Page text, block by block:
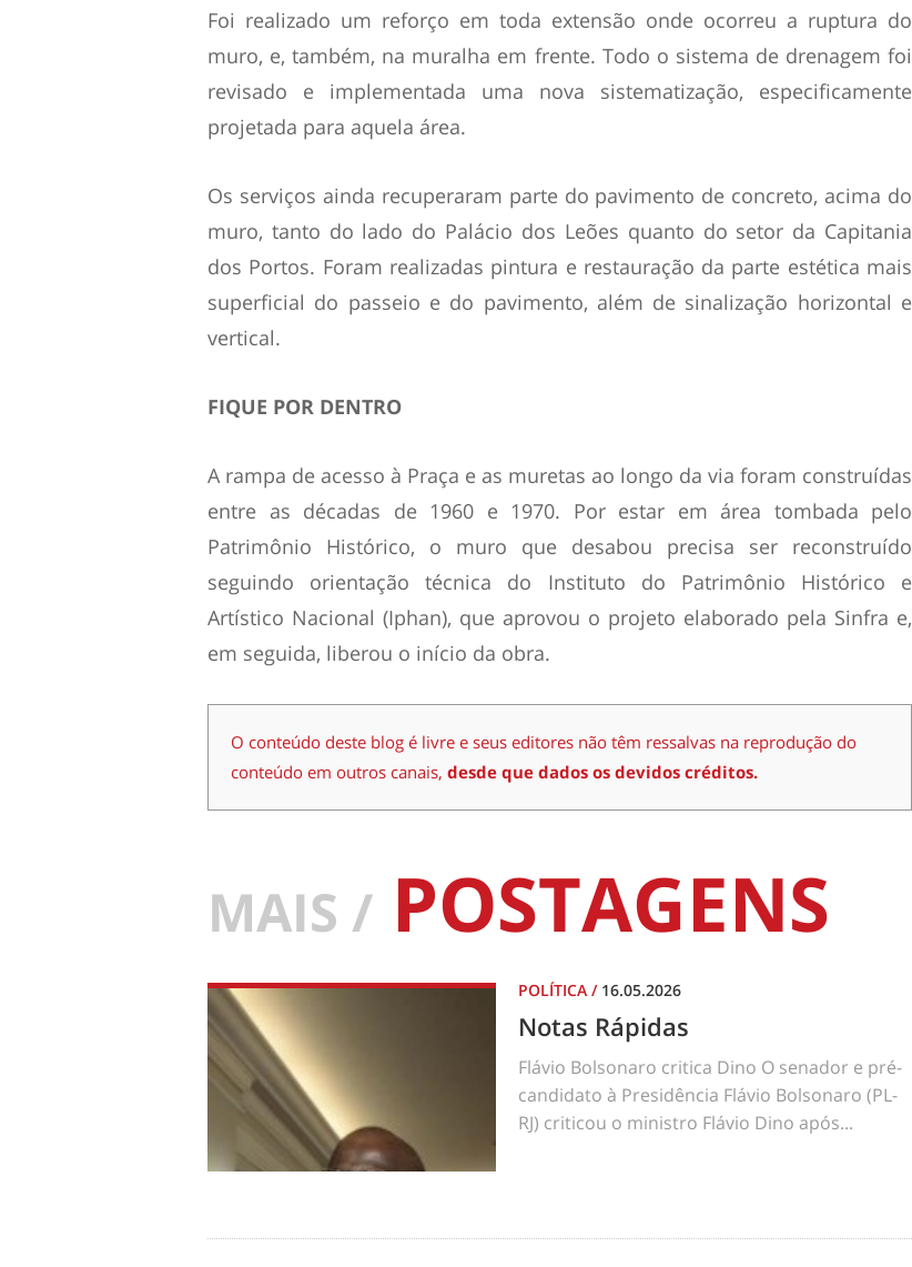
Foi realizado um reforço em toda extensão onde ocorreu a ruptura do
muro, e, também, na muralha em frente. Todo o sistema de drenagem foi
revisado e implementada uma nova sistematização, especificamente
projetada para aquela área.
Os serviços ainda recuperaram parte do pavimento de concreto, acima do
muro, tanto do lado do Palácio dos Leões quanto do setor da Capitania
dos Portos. Foram realizadas pintura e restauração da parte estética mais
superficial do passeio e do pavimento, além de sinalização horizontal e
vertical.
FIQUE POR DENTRO
A rampa de acesso à Praça e as muretas ao longo da via foram construídas
entre as décadas de 1960 e 1970. Por estar em área tombada pelo
Patrimônio Histórico, o muro que desabou precisa ser reconstruído
seguindo orientação técnica do Instituto do Patrimônio Histórico e
Artístico Nacional (Iphan), que aprovou o projeto elaborado pela Sinfra e,
em seguida, liberou o início da obra.
O conteúdo deste blog é livre e seus editores não têm ressalvas na reprodução do
conteúdo em outros canais, desde que dados os devidos créditos.
MAIS / POSTAGENS
POLÍTICA / 16.05.2026
Notas Rápidas
Flávio Bolsonaro critica Dino O senador e pré-
candidato à Presidência Flávio Bolsonaro (PL-
RJ) criticou o ministro Flávio Dino após...